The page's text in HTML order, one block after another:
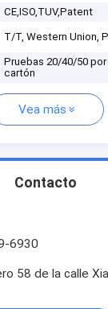
CE,ISO,TUV,Patent
T/T, Western Union,
Pruebas 20/40/50
cartón
Vea más
Contacto
6930
58 de la calle